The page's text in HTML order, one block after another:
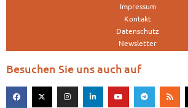
Impressum
Kontakt
Datenschutz
Newsletter
Besuchen Sie uns auch auf